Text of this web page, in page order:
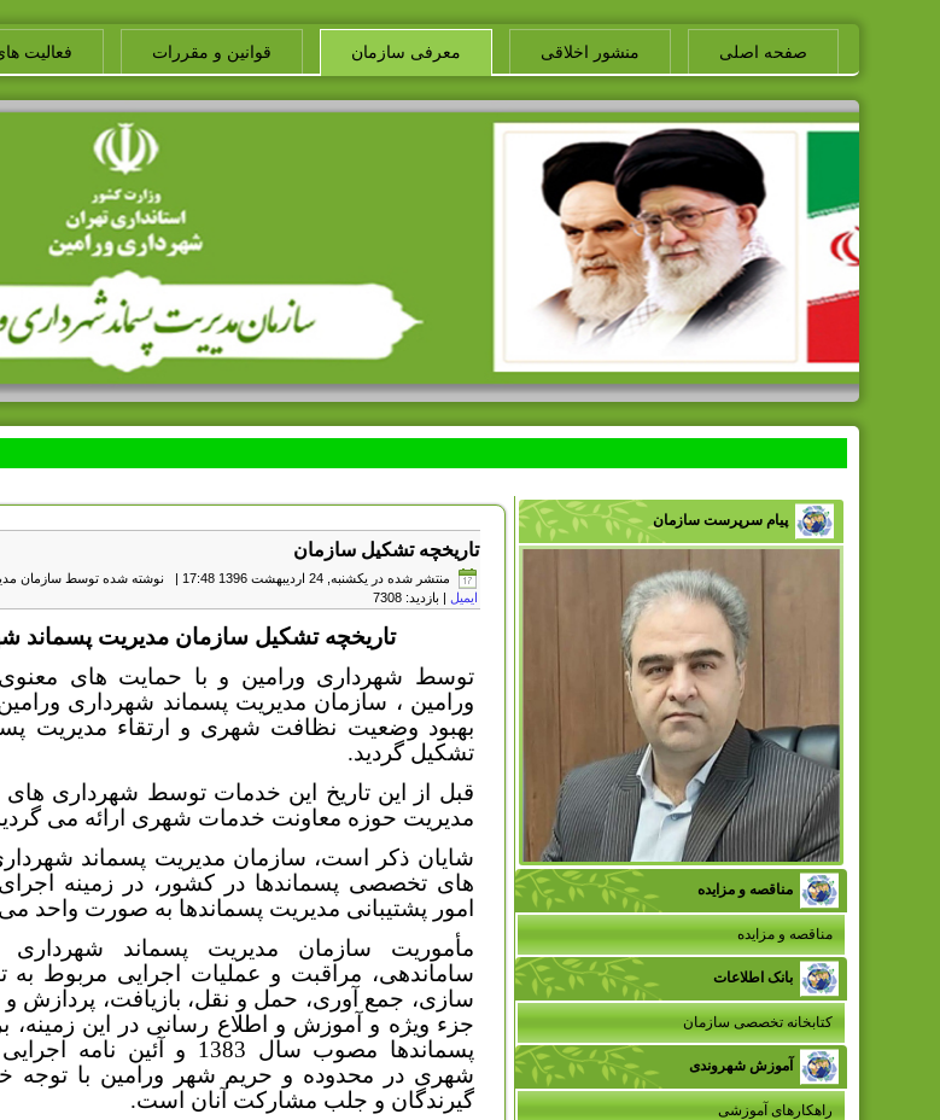
صفحه اصلی منشور اخلاقی معرفی سازمان قوانین و مقررات فعالیت
پیام سرپرست سازمان
مناقصه و مزایده
مناقصه و مزایده
بانک اطلاعات
کتابخانه تخصصی سازمان
آموزش شهروندی
راهکارهای آموزشی
تاریخچه تشکیل سازمان
منتشر شده در یکشنبه, 24 ارديبهشت 1396 17:48 | نوشته شده توسط سازمان
ایمیل | بازدید: 7308
تاریخچه تشکیل سازمان مدیریت پسماند
توسط شهرداری ورامین و با حمایت های
بهبود وضعیت نظافت شهری و ارتقاء مدیریت
تشکیل گردید.
قبل از این تاریخ این خدمات توسط شهرداری های
مدیریت حوزه معاونت خدمات شهری ارائه می
شایان ذکر است، سازمان مدیریت پسماند
های تخصصی پسماندها در کشور، در زمینه
امور پشتیبانی مدیریت پسماندها به صورت واحد
مأموريت سازمان مدیریت پسماند شهرداری
ساماندهی، مراقبت و عملیات اجرایی مربوط به
سازی، جمع آوری، حمل و نقل، بازیافت، پردازش
جزء ویژه و آموزش و اطلاع رسانی در این
پسماندها مصوب سال 1383 و
شهری در محدوده و حریم شهر ورامین با
گیرندگان و جلب مشارکت آنان است.